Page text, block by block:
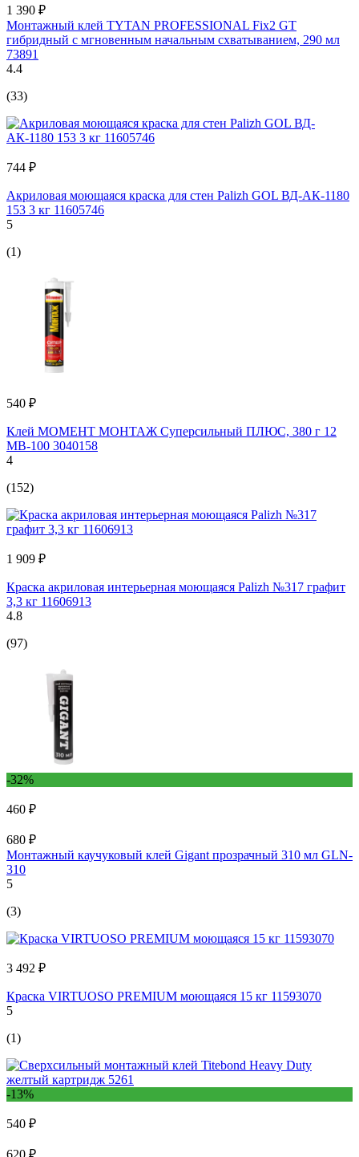
1 390 ₽
Монтажный клей TYTAN PROFESSIONAL Fix2 GT
гибридный с мгновенным начальным схватыванием, 290 мл
73891
4.4
(33)
744 ₽
Акриловая моющаяся краска для стен Palizh GOL ВД-АК-1180
153 3 кг 11605746
5
(1)
540 ₽
Клей МОМЕНТ МОНТАЖ Суперсильный ПЛЮС, 380 г 12
МB-100 3040158
4
(152)
1 909 ₽
Краска акриловая интерьерная моющаяся Palizh №317 графит
3,3 кг 11606913
4.8
(97)
-32%
460 ₽
680 ₽
Монтажный каучуковый клей Gigant прозрачный 310 мл GLN-
310
5
(3)
3 492 ₽
Краска VIRTUOSO PREMIUM моющаяся 15 кг 11593070
5
(1)
-13%
540 ₽